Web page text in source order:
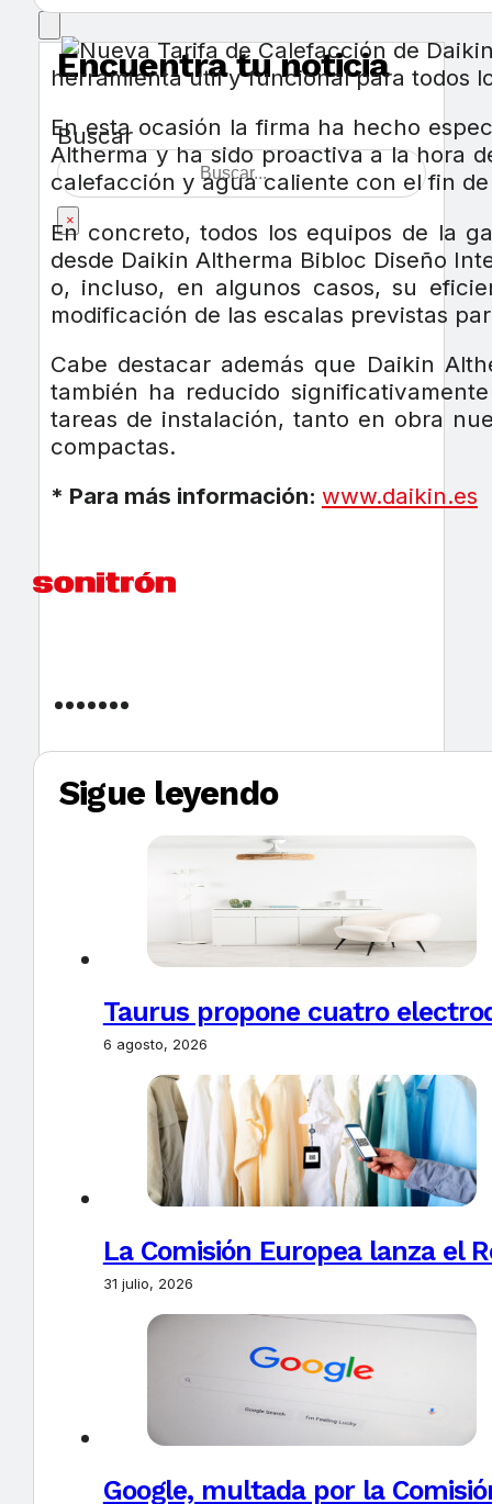
Encuentra tu noticia
Buscar
×
herramienta útil y funcional para todos
En esta ocasión la firma ha hecho
Altherma y ha sido proactiva a la hora
calefacción y agua caliente con el fin
En concreto, todos los equipos de la
desde Daikin Altherma Bibloc Diseño
o, incluso, en algunos casos, su
modificación de las escalas previstas
Cabe destacar además que Daikin
también ha reducido
tareas de instalación, tanto en obra
compactas.
* Para más información: www.daikin.es
Sigue leyendo
Taurus propone cuatro
6 agosto, 2026
La Comisión Europea lanza el
31 julio, 2026
Google, multada por la